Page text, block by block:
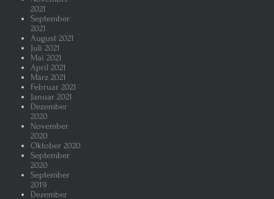
2021
September
2021
August 2021
Juli 2021
Mai 2021
April 2021
März 2021
Februar 2021
Januar 2021
Dezember
2020
November
2020
Oktober 2020
September
2020
September
2019
Dezember